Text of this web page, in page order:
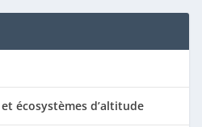
écosystèmes d’altitude